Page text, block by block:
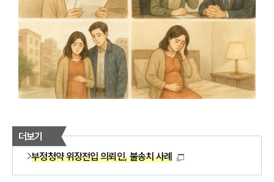
더보기
부정청약 위장전입 의뢰인, 불송치 사례